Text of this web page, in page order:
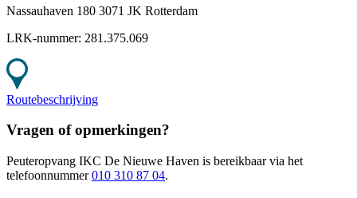
Nassauhaven 180 3071 JK Rotterdam
LRK-nummer: 281.375.069
Routebeschrijving
Vragen of opmerkingen?
Peuteropvang IKC De Nieuwe Haven is bereikbaar via het
telefoonnummer 010 310 87 04.